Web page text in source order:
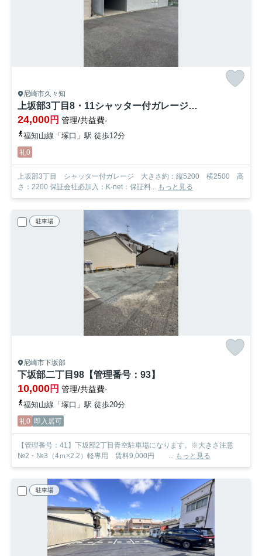
尼崎市久々知
上坂部3丁目8・11シャッター付ガレージ【管理番号12】
24,000円 管理/共益費-
福知山線「塚口」駅 徒歩12分
礼0
上坂部3丁目 シャッター付ガレージ 大きさ約：縦5200 横2500 高
さ：2200 保証会社必加入：K-net：保証料... もっと見る
駐車場
尼崎市下坂部
下坂部二丁目98【管理番号：93】
10,000円 管理/共益費-
福知山線「塚口」駅 徒歩20分
礼0 即入居可
【管理番号：41】下坂部2丁目青空駐車場になります。※大きさ注意
№2・№3（4ｍ×2.2）軽専用 賃料9,000円 ... もっと見る
駐車場